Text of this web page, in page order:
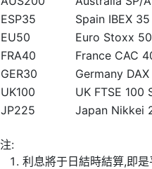
ESP35
Spain IBEX
EU50
Euro Stoxx
FRA40
France CAC
GER30
Germany
UK100
UK FTSE 100
JP225
Japan Nikkei
注:
利息將于日結時結算,即